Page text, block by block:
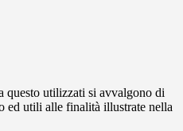
questo utilizzati si avvalgono di
ed utili alle finalità illustrate nella